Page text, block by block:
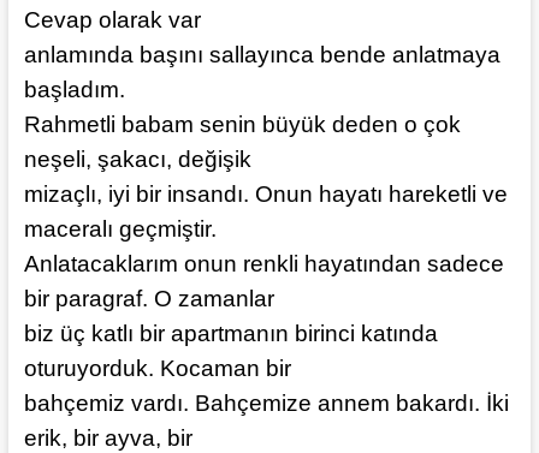
Cevap olarak var
anlamında başını sallayınca bende anlatmaya
başladım.
Rahmetli babam senin büyük deden o çok
neşeli, şakacı, değişik
mizaçlı, iyi bir insandı. Onun hayatı hareketli ve
maceralı geçmiştir.
Anlatacaklarım onun renkli hayatından sadece
bir paragraf. O zamanlar
biz üç katlı bir apartmanın birinci katında
oturuyorduk. Kocaman bir
bahçemiz vardı. Bahçemize annem bakardı. İki
erik, bir ayva, bir